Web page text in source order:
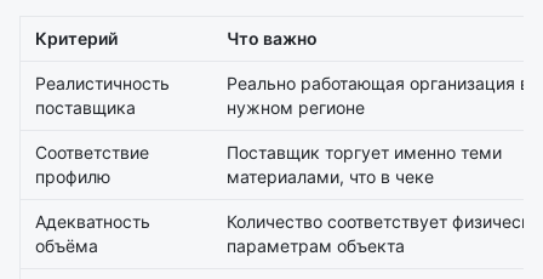
Критерий Что важно
Реалистичность
поставщика
Реально работающая организация в
нужном регионе
Соответствие
профилю
Поставщик торгует именно теми
материалами, что в чеке
Адекватность
объёма
Количество соответствует
параметрам объекта